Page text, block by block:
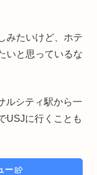
みたいけど、ホテ
いと思っているな
ルシティ駅から一
USJに行くことも
ー